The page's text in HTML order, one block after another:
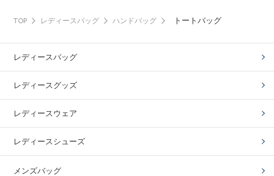
TOP レディースバッグ ハンドバッグ トートバッグ
レディースバッグ
レディースグッズ
レディースウェア
レディースシューズ
メンズバッグ